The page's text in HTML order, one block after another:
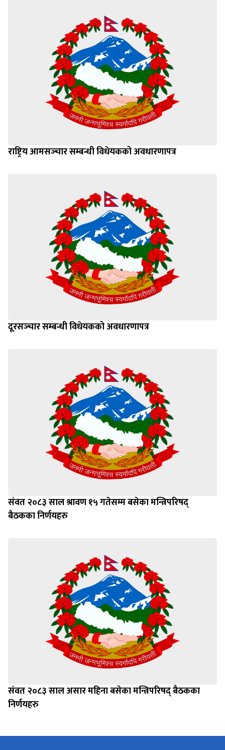
राष्ट्रिय आमसञ्‍चार सम्बन्धी विधेयकको अवधारणापत्र
दूरसञ्‍चार सम्बन्धी विधेयकको अवधारणापत्र
संवत २०८३ साल श्रावण १५ गतेसम्म बसेका मन्त्रिपरिषद्
बैठकका निर्णयहरु
संवत २०८३ साल असार महिना बसेका मन्त्रिपरिषद् बैठकका
निर्णयहरु